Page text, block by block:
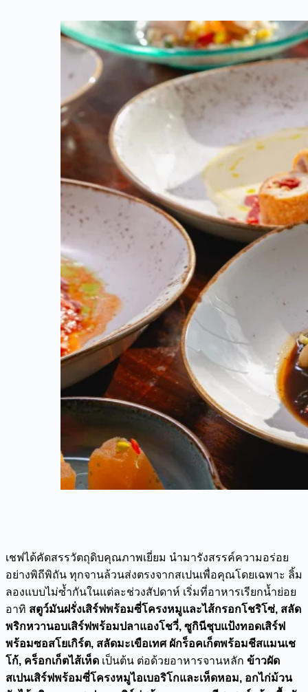
เชฟได้คัดสรรวัตถุดิบคุณภาพเยี่ยม นำมารังสรรค์ความอร่อย
อย่างพิถีพิถัน ทุกจานล้วนส่งตรงจากสเปนเพื่อคุณโดยเฉพาะ ลิ้ม
ลองแบบไม่ซ้ำกันในแต่ละช่วงสัปดาห์ เริ่มที่อาหารเรียกน้ำย่อย
อาทิ สตูว์มันฝรั่งเสิร์ฟพร้อมซี่โครงหมูและไส้กรอกโชริโซ่, สลัด
พริกหวานอบเสิร์ฟพร้อมปลาแองโชวี่, ซูกินีชุบแป้งทอดเสิร์ฟ
พร้อมซอสโยเกิร์ต, สลัดมะเขือเทศ ผักร็อคเก็ตพร้อมชีสแมนเช
โก้, คร็อกเก็ตไส้เห็ด เป็นต้น ต่อด้วยอาหารจานหลัก ข้าวผัด
สเปนเสิร์ฟพร้อมซี่โครงหมูไอเบอริโกและเห็ดหอม, อกไก่ม้วน